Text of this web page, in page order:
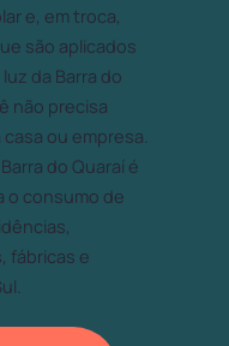
e, em troca,
são aplicados
da Barra do
não precisa
ou empresa.
do Quaraí é
o consumo de
fábricas e